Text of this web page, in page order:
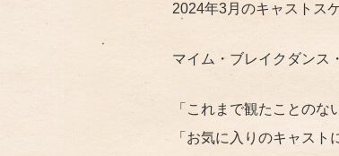
2024年3月のキャストス
マイム・ブレイクダンス
「これまで観たことのな
「お気に入りのキャスト